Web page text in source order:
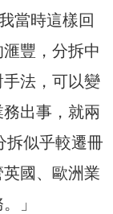
當時這樣回
豐，分拆中
法，可以變
出事，就兩
拆似乎較遷冊
國、歐洲業
」